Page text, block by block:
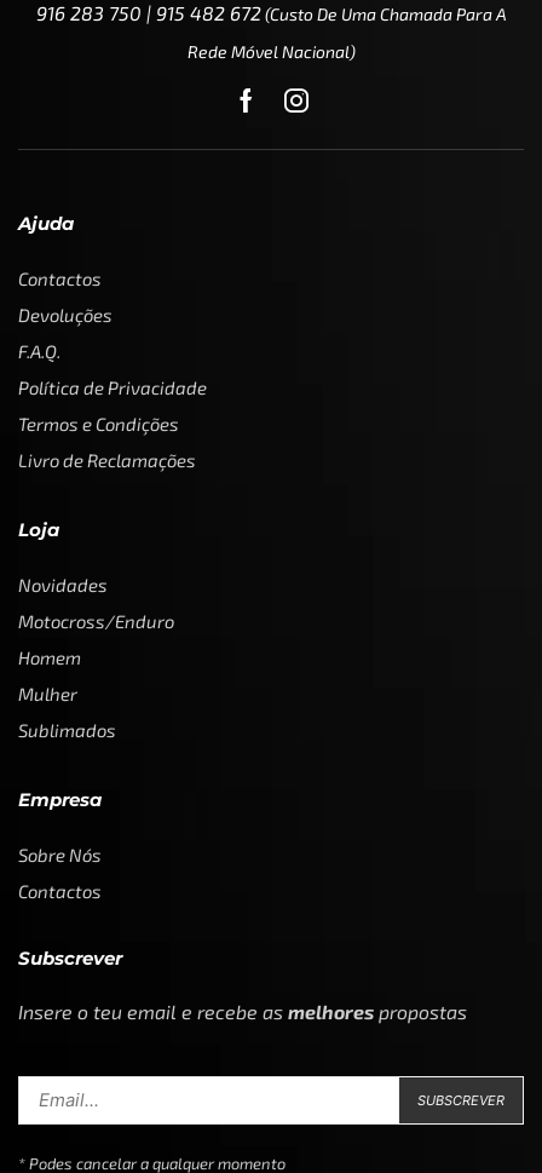
916 283 750 | 915 482 672(custo De Uma Chamada Para A
Rede Móvel Nacional)
Ajuda
Contactos
Devoluções
F.A.Q.
Política de Privacidade
Termos e Condições
Livro de Reclamações
Loja
Novidades
Motocross/Enduro
Homem
Mulher
Sublimados
Empresa
Sobre Nós
Contactos
Subscrever
Insere o teu email e recebe as melhores propostas
* Podes cancelar a qualquer momento